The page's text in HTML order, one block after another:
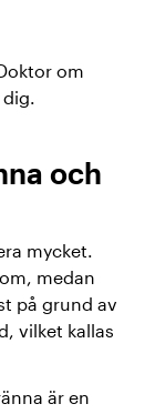
om
dig.
och
mycket.
medan
på grund av
vilket kallas
är en